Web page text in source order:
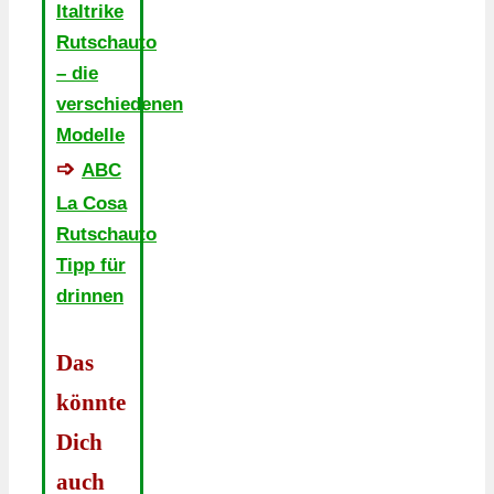
Italtrike
Rutschauto
– die
verschiedenen
Modelle
➩ ABC
La Cosa
Rutschauto
Tipp für
drinnen
Das
könnte
Dich
auch